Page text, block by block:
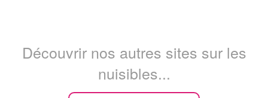
Découvrir nos autres sites sur les
nuisibles...